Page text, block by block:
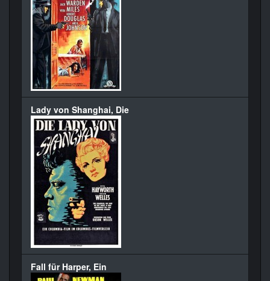
Lady von Shanghai, Die
Fall für Harper, Ein